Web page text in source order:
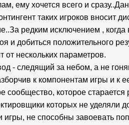
ему хочется всего и
таких игроков вносит
редким исключением ,
и добиться положительного
нескольких параметров.
- следящий за небом, а не
к компонентам игры и к
которое
которых не уделяли
не способны завоевать